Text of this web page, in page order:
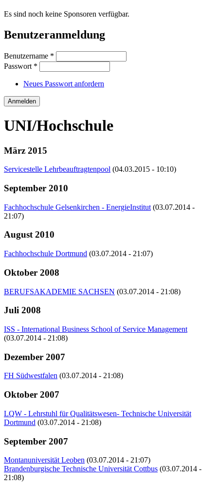
Es sind noch keine Sponsoren verfügbar.
Benutzeranmeldung
Benutzername *
Passwort *
Neues Passwort anfordern
UNI/Hochschule
März 2015
Servicestelle Lehrbeauftragtenpool (04.03.2015 - 10:10)
September 2010
Fachhochschule Gelsenkirchen - EnergieInstitut (03.07.2014 -
21:07)
August 2010
Fachhochschule Dortmund (03.07.2014 - 21:07)
Oktober 2008
BERUFSAKADEMIE SACHSEN (03.07.2014 - 21:08)
Juli 2008
ISS - International Business School of Service Management
(03.07.2014 - 21:08)
Dezember 2007
FH Südwestfalen (03.07.2014 - 21:08)
Oktober 2007
LQW - Lehrstuhl für Qualitätswesen- Technische Universität
Dortmund (03.07.2014 - 21:08)
September 2007
Montanuniversität Leoben (03.07.2014 - 21:07)
Brandenburgische Technische Universität Cottbus (03.07.2014 -
21:08)